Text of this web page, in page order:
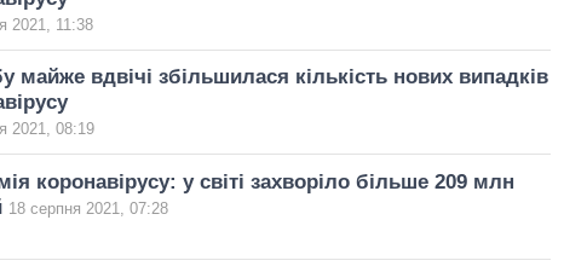
2021, 11:38
майже вдвічі збільшилася кількість нових випадків
2021, 08:19
коронавірусу: у світі захворіло більше 209 млн
18 серпня 2021, 07:28